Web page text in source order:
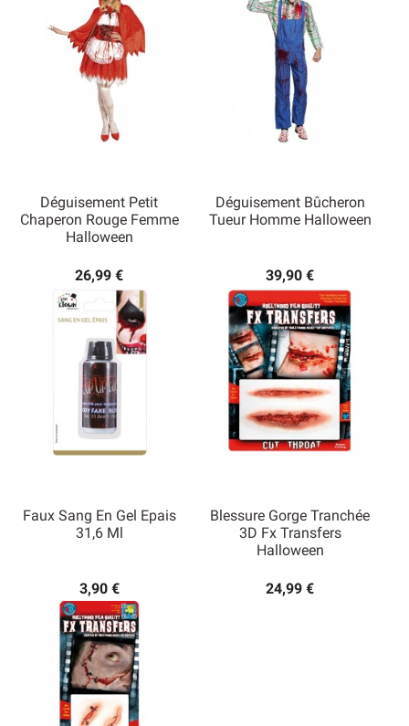
Déguisement Petit
Chaperon Rouge Femme
Halloween
26,99 €
Déguisement Bûcheron
Tueur Homme Halloween
39,90 €
Faux Sang En Gel Epais
31,6 Ml
3,90 €
Blessure Gorge Tranchée
3D Fx Transfers
Halloween
24,99 €